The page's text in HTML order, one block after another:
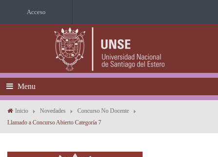
Acceso
Menu
Inicio Novedades
Concurso No Docente
Llamado a Concurso Abierto Categoría 7